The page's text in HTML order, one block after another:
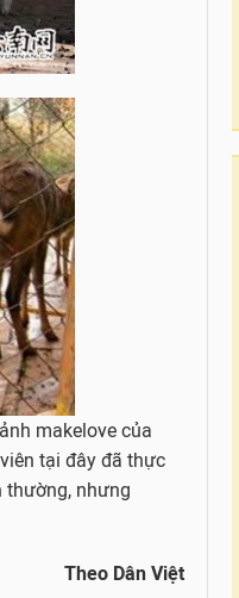
makelove của
tại đây đã thực
thường, nhưng
Theo Dân Việt